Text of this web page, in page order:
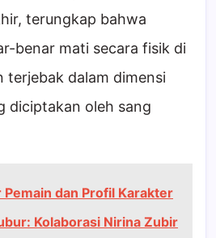
terungkap bahwa
benar mati secara fisik di
terjebak dalam dimensi
diciptakan oleh sang
Pemain dan Profil Karakter
Kolaborasi Nirina Zubir